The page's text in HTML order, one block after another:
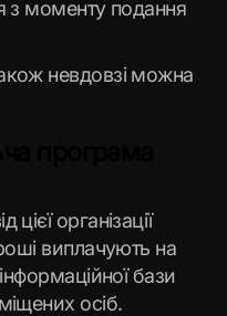
з моменту подання
невдовзі можна
організації
виплачують на
бази
осіб.